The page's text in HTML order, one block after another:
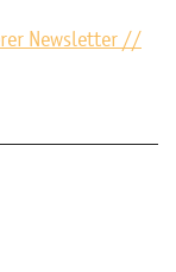
News­let­ter //